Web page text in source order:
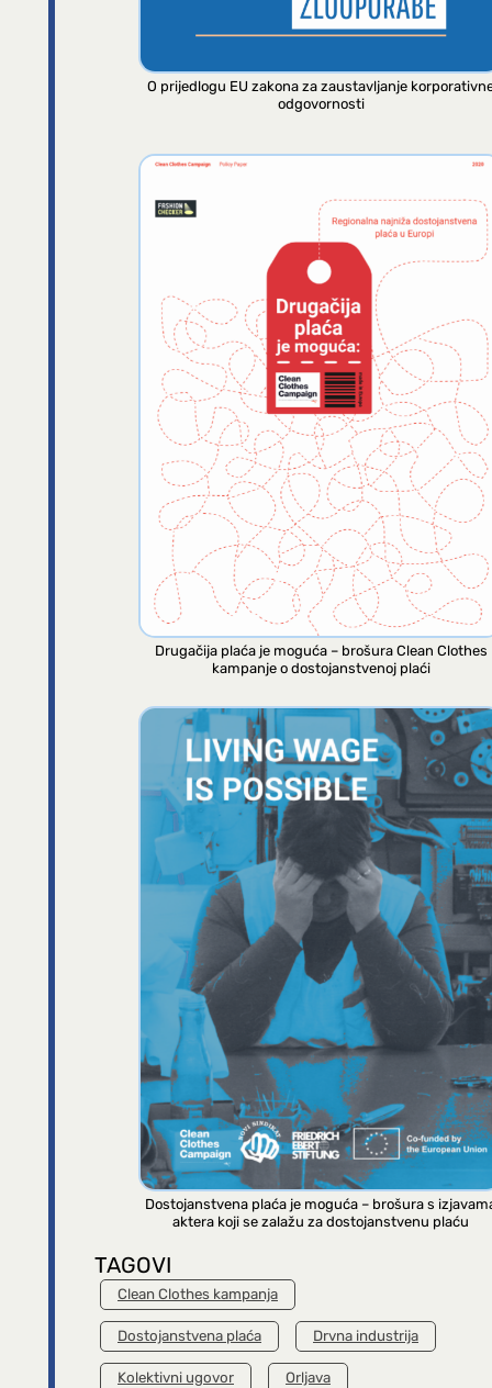
O prijedlogu EU zakona za zaustavljanje
odgovornosti
Drugačija plaća je moguća – brošura Clean Clothes
kampanje o dostojanstvenoj plaći
Dostojanstvena plaća je moguća – brošura s
aktera koji se zalažu za dostojanstvenu plaću
TAGOVI
Clean Clothes kampanja
Dostojanstvena plaća Drvna industrija
Kolektivni ugovor Orljava